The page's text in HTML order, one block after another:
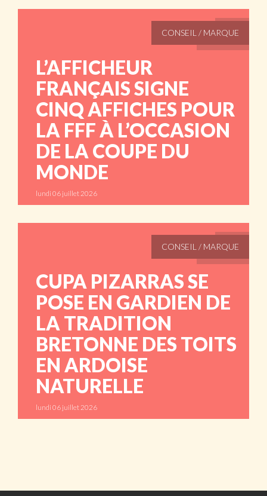
CONSEIL / MARQUE
L’AFFICHEUR
FRANÇAIS SIGNE
CINQ AFFICHES POUR
LA FFF À L’OCCASION
DE LA COUPE DU
MONDE
lundi 06 juillet 2026
CONSEIL / MARQUE
CUPA PIZARRAS SE
POSE EN GARDIEN DE
LA TRADITION
BRETONNE DES TOITS
EN ARDOISE
NATURELLE
lundi 06 juillet 2026